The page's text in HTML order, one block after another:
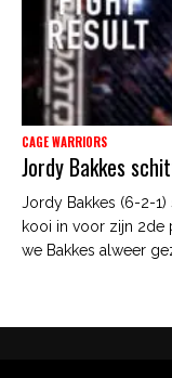
CAGE WARRIORS
Jordy Bakkes
Jordy Bakkes (6-2-
kooi in voor zijn 2de
we Bakkes alweer